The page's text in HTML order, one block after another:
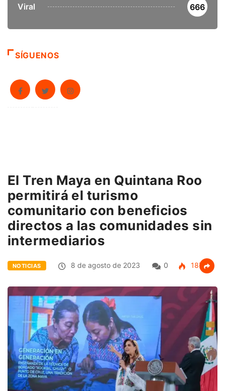
Viral 666
SÍGUENOS
El Tren Maya en Quintana Roo
permitirá el turismo
comunitario con beneficios
directos a las comunidades sin
intermediarios
NOTICIAS 8 de agosto de 2023 0 187